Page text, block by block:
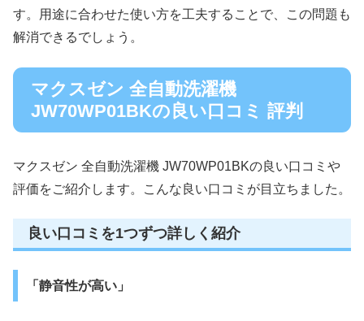
す。用途に合わせた使い方を工夫することで、この問題も
解消できるでしょう。
マクスゼン 全自動洗濯機
JW70WP01BKの良い口コミ 評判
マクスゼン 全自動洗濯機 JW70WP01BKの良い口コミや
評価をご紹介します。こんな良い口コミが目立ちました。
良い口コミを1つずつ詳しく紹介
「静音性が高い」